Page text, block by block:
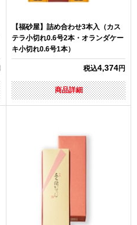
【福砂屋】詰め合わせ3本入（カス
テラ小切れ0.6号2本・オランダケー
キ小切れ0.6号1本）
税込4,374円
商品詳細